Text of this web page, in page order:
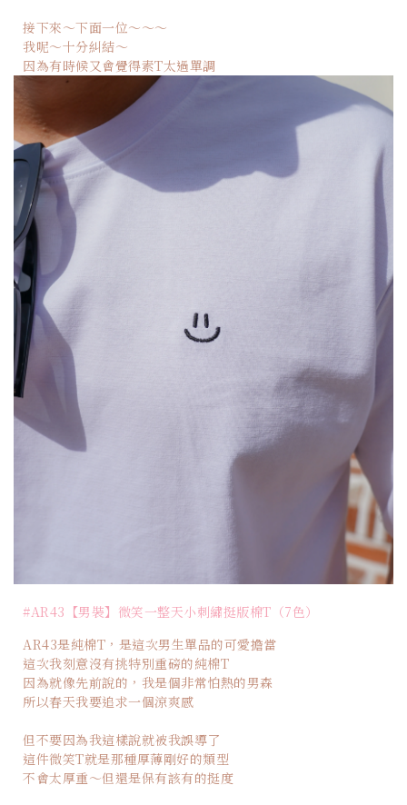
接下來～下面一位～～～
我呢～十分糾結～
因為有時候又會覺得素T太過單調
#AR43【男裝】微笑一整天小刺繡挺版棉T（7色）
AR43是純棉T，是這次男生單品的可愛擔當
這次我刻意沒有挑特別重磅的純棉T
因為就像先前說的，我是個非常怕熱的男森
所以春天我要追求一個涼爽感
但不要因為我這樣說就被我誤導了
這件微笑T就是那種厚薄剛好的類型
不會太厚重～但還是保有該有的挺度